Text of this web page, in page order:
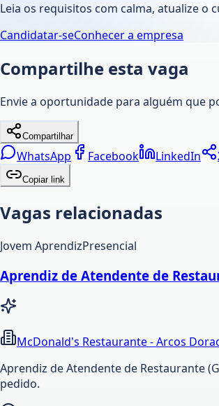
Leia os requisitos com calma, atualize o
Candidatar-seConhecer a empresa
Compartilhe esta vaga
Envie a oportunidade para alguém que
Compartilhar
WhatsApp Facebook LinkedIn
Copiar link
Vagas relacionadas
Jovem AprendizPresencial
Aprendiz de Atendente de
McDonald's Restaurante - Arcos
Aprendiz de Atendente de Restaurante
pedido.